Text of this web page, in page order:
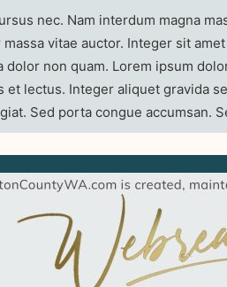
nec. Nam interdum magna
vitae auctor. Integer sit
non quam. Lorem ipsum
lectus. Integer aliquet gravida
Sed porta congue accumsan.